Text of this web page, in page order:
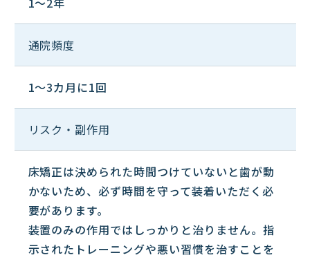
通院頻度
1～3カ月に1回
リスク・副作用
床矯正は決められた時間つけていないと歯が動
かないため、必ず時間を守って装着いただく必
要があります。
装置のみの作用ではしっかりと治りません。指
示されたトレーニングや悪い習慣を治すことを